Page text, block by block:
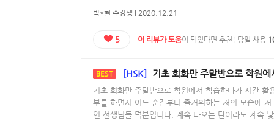
박*현 수강생 | 2020.12.21
5 이 리뷰가 도움이 되었다면 추천! 당일 사용
BEST [HSK] 기초 회화만 주말반으로 학원에서 학습하다가 시간 활용의 효율성을 생각해서 인강
기초 회화만 주말반으로 학원에서 학습하다가 시간
부를 하면서 어느 순간부터 즐거워하는 저의 모습에
인 선생님들 덕분입니다. 계속 나오는 단어라도 계속